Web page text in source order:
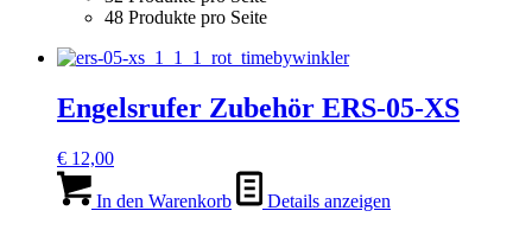
48 Produkte pro Seite
Engelsrufer Zubehör ERS-05-XS
€ 12,00
In den Warenkorb Details anzeigen